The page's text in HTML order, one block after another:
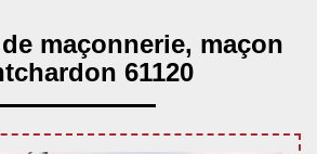
maçonnerie, maçon
61120